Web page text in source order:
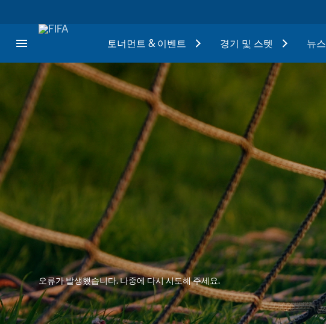
토너먼트 & 이벤트 경기 및 스텟 뉴스
오류가 발생했습니다. 나중에 다시 시도해 주세요.